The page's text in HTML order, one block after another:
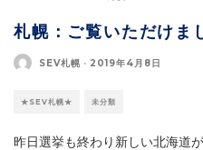
札幌：ご覧いただけま
SEV札幌 · 2019年4月8日
★SEV札幌★ 未分類
昨日選挙も終わり新しい北海道